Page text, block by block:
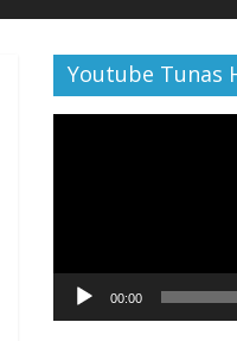
Youtube Tunas
00:00